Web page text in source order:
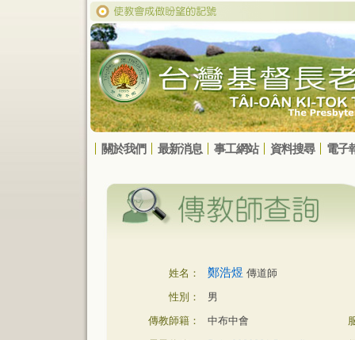
關於我們 最新消息 事工網站 資料搜尋 電子
姓名： 鄭浩煜 傳道師
性別：
男
傳教師籍：
中布中會